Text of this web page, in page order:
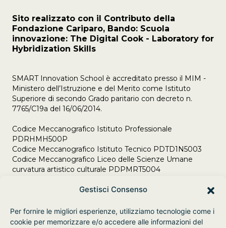
Gestisci Consenso
Per fornire le migliori esperienze, utilizziamo tecnologie come i
cookie per memorizzare e/o accedere alle informazioni del
Sito realizzato con il Contributo della
Fondazione Cariparo, Bando: Scuola
innovazione: The Digital Cook - Laboratory for
Hybridization Skills
SMART Innovation School è accreditato presso il MIM -
Ministero dell’Istruzione e del Merito come Istituto
Superiore di secondo Grado paritario con decreto n.
7765/C19a del 16/06/2014.
Codice Meccanografico Istituto Professionale
PDRHMH500P
Codice Meccanografico Istituto Tecnico PDTD1N5003
Codice Meccanografico Liceo delle Scienze Umane
curvatura artistico culturale PDPMRT5004